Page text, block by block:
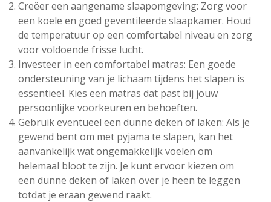
Creëer een aangename slaapomgeving: Zorg voor
een koele en goed geventileerde slaapkamer. Houd
de temperatuur op een comfortabel niveau en zorg
voor voldoende frisse lucht.
Investeer in een comfortabel matras: Een goede
ondersteuning van je lichaam tijdens het slapen is
essentieel. Kies een matras dat past bij jouw
persoonlijke voorkeuren en behoeften.
Gebruik eventueel een dunne deken of laken: Als je
gewend bent om met pyjama te slapen, kan het
aanvankelijk wat ongemakkelijk voelen om
helemaal bloot te zijn. Je kunt ervoor kiezen om
een dunne deken of laken over je heen te leggen
totdat je eraan gewend raakt.